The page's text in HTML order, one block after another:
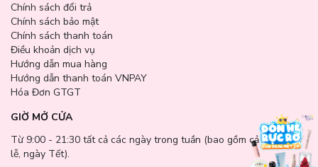
Chính sách đổi trả
Chính sách bảo mật
Chính sách thanh toán
Điều khoản dịch vụ
Hướng dẫn mua hàng
Hướng dẫn thanh toán VNPAY
Hóa Đơn GTGT
GIỜ MỞ CỬA
Từ 9:00 - 21:30 tất cả các ngày trong tuần (bao gồm cả các ngày
lễ, ngày Tết).